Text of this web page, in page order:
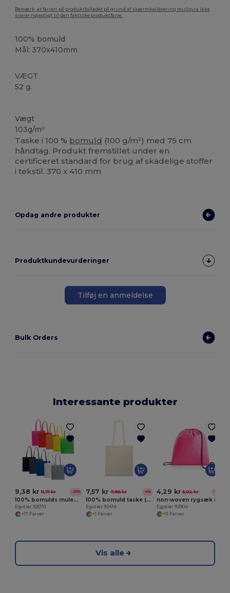
Bemærk, at farven på produktbilledet på grund af skærmkalibrering muligvis ikke
svarer nøjagtigt til den faktiske produktfarve.
100% bomuld
Mål: 370x410mm
VÆGT
52 g.
Vægt
103g/m²
Taske i 100 % bomuld (100 g/m²) med 75 cm
håndtag. Produkt fremstillet under en
certificeret standard for brug af skadelige stoffer
i tekstil. 370 x 410 mm
Opdag andre produkter
Produktkundevurderinger
Tilføj en anmeldelse
Bulk Orders
Interessante produkter
9,38 kr 11,71 kr -20%
100% bomulds mulepose (140 g/m²)
Egotier 92070
+17 Farver
7,57 kr 7,86 kr -4%
100% bomuld taske (100 g/m²)
Egotier 92414
+1 Farver
4,29 kr 5,02 kr -14%
Egotier 92904
+11 Farver
Vis alle